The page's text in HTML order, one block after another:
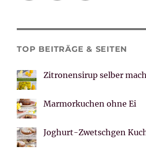
TOP BEITRÄGE & SEITEN
Zitronensirup selber
Marmorkuchen ohne Ei
Joghurt-Zwetschgen